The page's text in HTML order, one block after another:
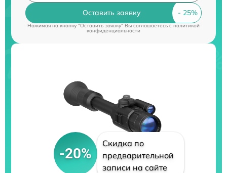
Оставить заявку
Нажимая на кнопку "Оставить заявку" Вы соглашаетесь cполитикой
конфиденциальности
-20%
Скидка по
предварительной
записи на сайте